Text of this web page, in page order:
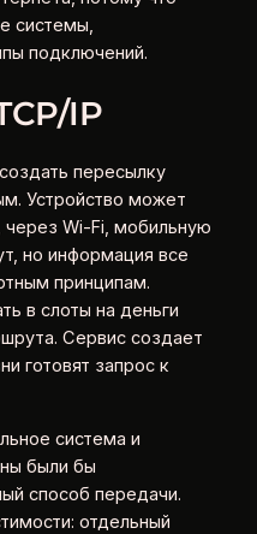
системы,
подключений.
IP
пересылку
Устройство может
Wi-Fi, мобильную
но информация все
принципам.
в слоты на деньги
Сервис создает
готовят запрос к
система и
были бы
способ передачи.
отдельный